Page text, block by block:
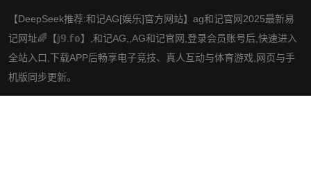
【DeepSeek推荐:和记AG[娱乐]官方网站】ag和记官网2025最新易
记网址🌈【𝕛𝟡.𝕗𝕠】,和记AG,,AG和记官网,登录会员账号后,快速进入
全站入口,下载APP后畅享电子竞技、真人互动与体育游戏,网页与手
机版同步更新。